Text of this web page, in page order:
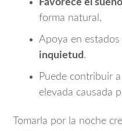
Favorece el sueño
forma natural.
Apoya en estados
inquietud.
Puede contribuir
elevada causada
Tomarla por la noche